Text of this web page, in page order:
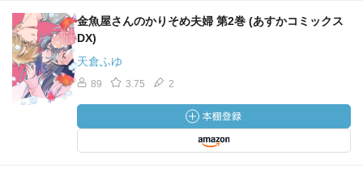
金魚屋さんのかりそめ夫婦 第2巻 (あすかコミックス
DX)
天倉ふゆ
89 3.75 2